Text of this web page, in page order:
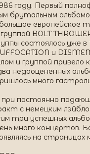
году. Первый
брутальным
BOLT
состоялось уже в
и
и группой
недооцененных
много
постоянно
с немецким
три успешных
много концертов.
на страницах